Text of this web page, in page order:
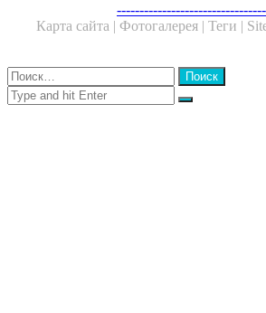
Карта сайта | Фотогалерея | Теги |
Close
Найти:
Close
Search